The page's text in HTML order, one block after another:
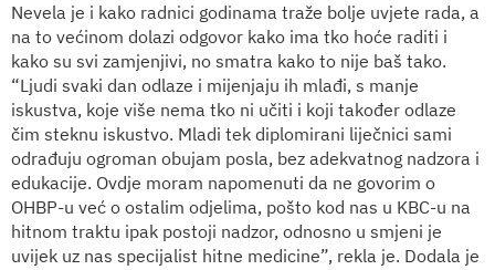
Nevela je i kako radnici godinama traže bolje uvjete rada, a
na to većinom dolazi odgovor kako ima tko hoće raditi i
kako su svi zamjenjivi, no smatra kako to nije baš tako.
“Ljudi svaki dan odlaze i mijenjaju ih mlađi, s manje
iskustva, koje više nema tko ni učiti i koji također odlaze
čim steknu iskustvo. Mladi tek diplomirani liječnici sami
odrađuju ogroman obujam posla, bez adekvatnog nadzora i
edukacije. Ovdje moram napomenuti da ne govorim o
OHBP-u već o ostalim odjelima, pošto kod nas u KBC-u na
hitnom traktu ipak postoji nadzor, odnosno u smjeni je
uvijek uz nas specijalist hitne medicine”, rekla je. Dodala je